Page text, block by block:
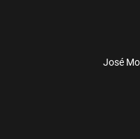
José